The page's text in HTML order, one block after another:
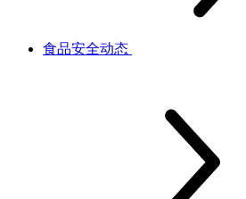
食品安全动态